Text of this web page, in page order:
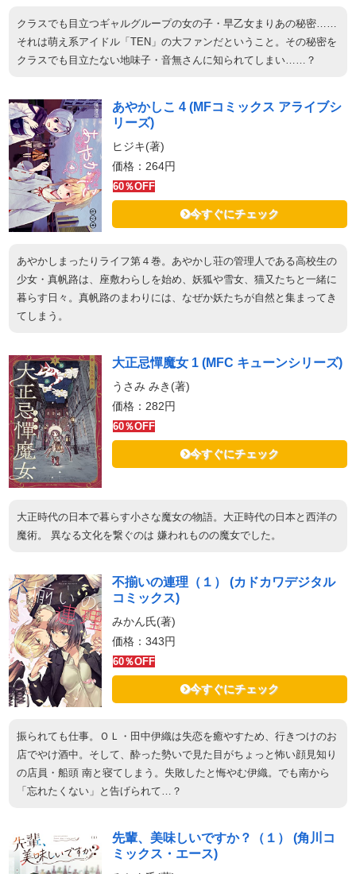
クラスでも目立つギャルグループの女の子・早乙女まりあの秘密……
それは萌え系アイドル「TEN」の大ファンだということ。その秘密を
クラスでも目立たない地味子・音無さんに知られてしまい……？
あやかしこ 4 (MFコミックス アライブシ
リーズ)
ヒジキ(著)
価格：264円
60％OFF
今すぐにチェック
あやかしまったりライフ第４巻。あやかし荘の管理人である高校生の
少女・真帆路は、座敷わらしを始め、妖狐や雪女、猫又たちと一緒に
暮らす日々。真帆路のまわりには、なぜか妖たちが自然と集まってき
てしまう。
大正忌憚魔女 1 (MFC キューンシリーズ)
うさみ みき(著)
価格：282円
60％OFF
今すぐにチェック
大正時代の日本で暮らす小さな魔女の物語。大正時代の日本と西洋の
魔術。 異なる文化を繋ぐのは 嫌われものの魔女でした。
不揃いの連理（１） (カドカワデジタル
コミックス)
みかん氏(著)
価格：343円
60％OFF
今すぐにチェック
振られても仕事。ＯＬ・田中伊織は失恋を癒やすため、行きつけのお
店でやけ酒中。そして、酔った勢いで見た目がちょっと怖い顔見知り
の店員・船頭 南と寝てしまう。失敗したと悔やむ伊織。でも南から
「忘れたくない」と告げられて…？
先輩、美味しいですか？（１） (角川コ
ミックス・エース)